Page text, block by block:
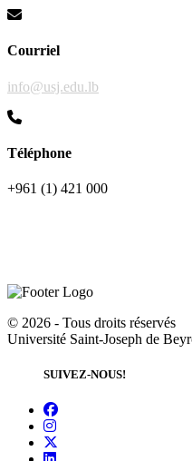
Courriel
info@usj.edu.lb
Téléphone
+961 (1) 421 000
© 2026 - Tous droits réservés
Université Saint-Joseph de
SUIVEZ-NOUS!